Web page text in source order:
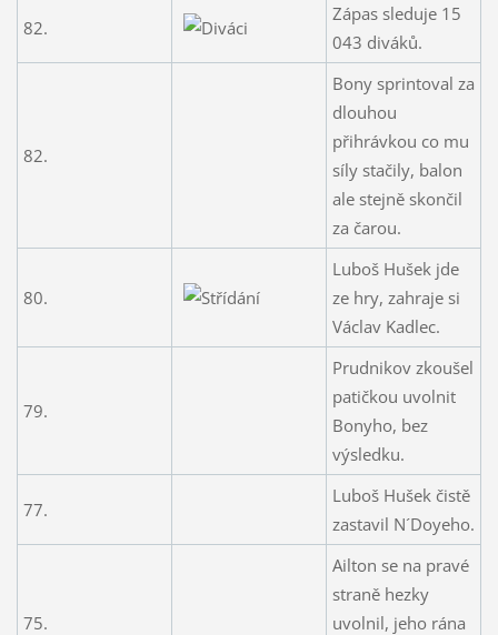
82.
Zápas sleduje 15
043 diváků.
82.
Bony sprintoval za
dlouhou
přihrávkou co mu
síly stačily, balon
ale stejně skončil
za čarou.
80.
Luboš Hušek jde
ze hry, zahraje si
Václav Kadlec.
79.
Prudnikov zkoušel
patičkou uvolnit
Bonyho, bez
výsledku.
77.
Luboš Hušek čistě
zastavil N´Doyeho.
75.
Ailton se na pravé
straně hezky
uvolnil, jeho rána